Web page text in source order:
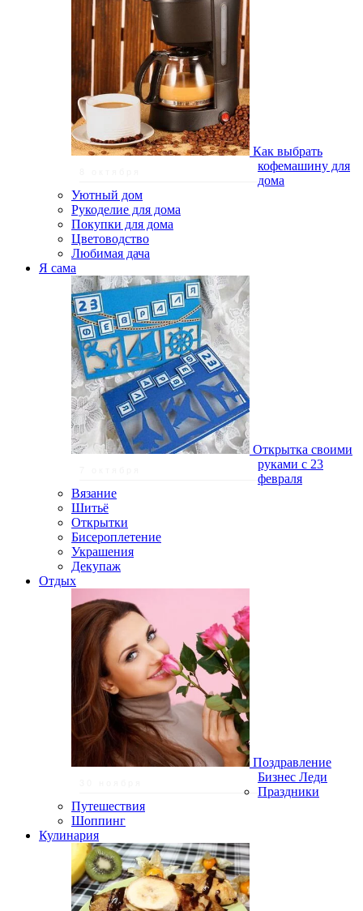
Как выбрать
кофемашину для
дома
Уютный дом
Рукоделие для дома
Покупки для дома
Цветоводство
Любимая дача
Я сама
Открытка своими
руками с 23
февраля
Вязание
Шитьё
Открытки
Бисероплетение
Украшения
Декупаж
Отдых
Поздравление
Бизнес Леди
Праздники
Путешествия
Шоппинг
Кулинария